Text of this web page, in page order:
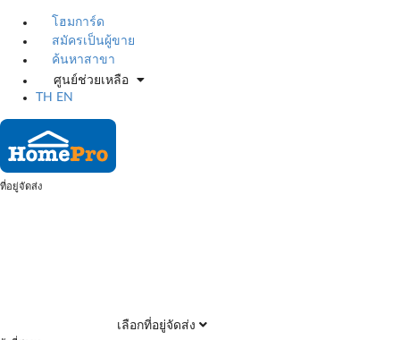
โฮมการ์ด
สมัครเป็นผู้ขาย
ค้นหาสาขา
ศูนย์ช่วยเหลือ
TH
EN
ที่อยู่จัดส่ง
เลือกที่อยู่จัดส่ง